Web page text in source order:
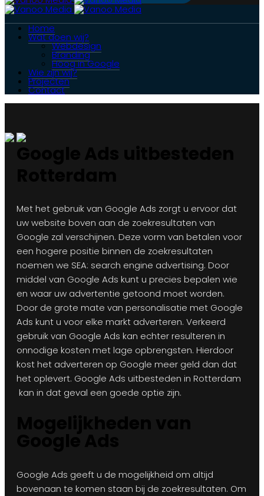
Home
Wat doen wij?
Webdesign
Branding
Hoog in Google
Wie zijn wij?
Projecten
Contact
Met het gebruik van Google Ads zorgt u ervoor dat
uw website boven aan de zoekresultaten van
Google zal verschijnen. Deze vorm van betalen voor
een hogere positie binnen de zoekresultaten
noemen we SEA: search engine advertising. Door
middel van Google Ads kunt u precies bepalen wie
en waar uw advertentie getoond moet worden.
Door de grote mate van personalisatie met Google
Ads kunt u voor elke markt adverteren. Verkeerd
gebruik van Google Ads kan echter resulteren in
onnodige kosten met lage opbrengsten. Hierdoor
kost het adverteren op Google meer geld dan dat
het oplevert. Google Ads uitbesteden in Rotterdam
kan in dat geval een goede optie zijn.
Google Ads geeft u de mogelijkheid om altijd
bovenaan te komen staan bij de zoekresultaten. Om